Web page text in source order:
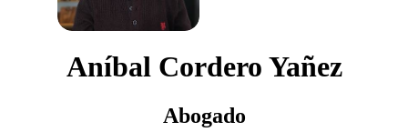
Aníbal Cordero Yañez
Abogado